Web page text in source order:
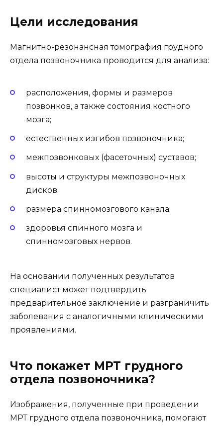
Цели исследования
Магнитно-резонансная томография грудного
отдела позвоночника проводится для анализа:
расположения, формы и размеров
позвонков, а также состояния костного
мозга;
естественных изгибов позвоночника;
межпозвонковых (фасеточных) суставов;
высоты и структуры межпозвоночных
дисков;
размера спинномозгового канала;
здоровья спинного мозга и
спинномозговых нервов.
На основании полученных результатов
специалист может подтвердить
предварительное заключение и разграничить
заболевания с аналогичными клиническими
проявлениями.
Что покажет МРТ грудного
отдела позвоночника?
Изображения, полученные при проведении
МРТ грудного отдела позвоночника, помогают